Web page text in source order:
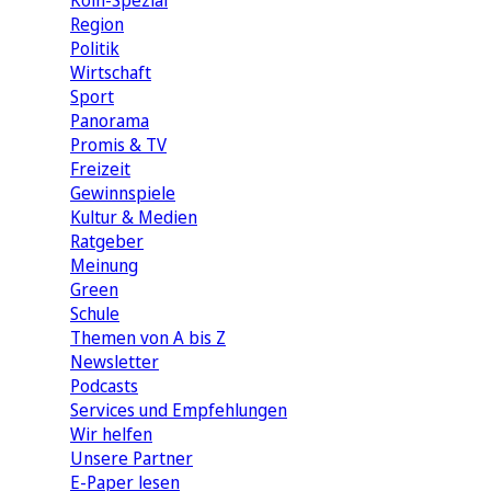
Region
Politik
Wirtschaft
Sport
Panorama
Promis & TV
Freizeit
Gewinnspiele
Kultur & Medien
Ratgeber
Meinung
Green
Schule
Themen von A bis Z
Newsletter
Podcasts
Services und Empfehlungen
Wir helfen
Unsere Partner
E-Paper lesen